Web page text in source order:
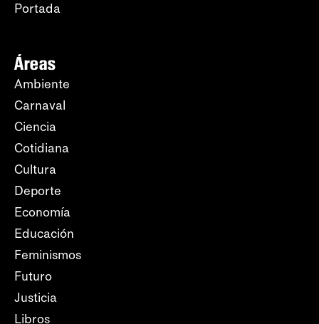
Portada
Áreas
Ambiente
Carnaval
Ciencia
Cotidiana
Cultura
Deporte
Economía
Educación
Feminismos
Futuro
Justicia
Libros